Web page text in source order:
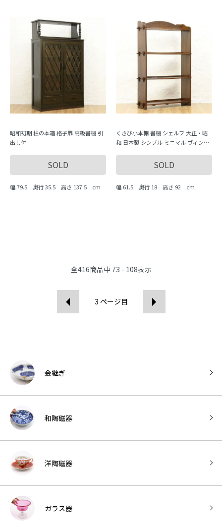
昭和初期 柱の本箱 格子扉 高級書棚 引
出し付
SOLD
幅 79.5 奥行 35.5 高さ 137.5 cm
くさび小本棚 書棚 シェルフ 大正・昭
和 日本製 シンプル ミニマル ヴィンテ
SOLD
幅 61.5 奥行 18 高さ 92 cm
全416商品中 73 - 108表示
3 ページ目
金継ぎ
和陶磁器
洋陶磁器
ガラス器